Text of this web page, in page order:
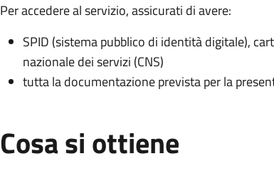
Per accedere al servizio, assicurati di avere:
SPID (sistema pubblico di identità digitale),
nazionale dei servizi (CNS)
tutta la documentazione prevista per la
Cosa si ottiene